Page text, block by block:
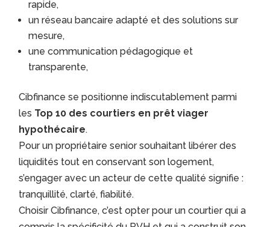
rapide,
un réseau bancaire adapté et des solutions sur
mesure,
une communication pédagogique et
transparente,
Cibfinance se positionne indiscutablement parmi
les Top 10 des courtiers en prêt viager
hypothécaire.
Pour un propriétaire senior souhaitant libérer des
liquidités tout en conservant son logement,
s’engager avec un acteur de cette qualité signifie :
tranquillité, clarté, fiabilité.
Choisir Cibfinance, c’est opter pour un courtier qui a